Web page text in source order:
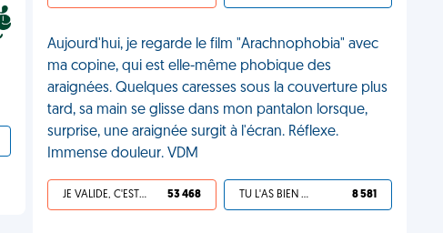
Aujourd'hui, je regarde le film "Arachnophobia" avec
ma copine, qui est elle-même phobique des
araignées. Quelques caresses sous la couverture plus
tard, sa main se glisse dans mon pantalon lorsque,
surprise, une araignée surgit à l'écran. Réflexe.
Immense douleur. VDM
JE VALIDE, C'EST UNE VDM 53 468 TU L'AS BIEN MÉRITÉ 8 581